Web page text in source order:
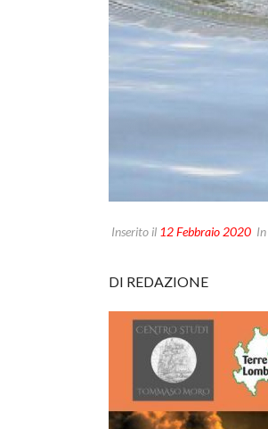
Inserito il 12 Febbraio 2020 In
DI REDAZIONE